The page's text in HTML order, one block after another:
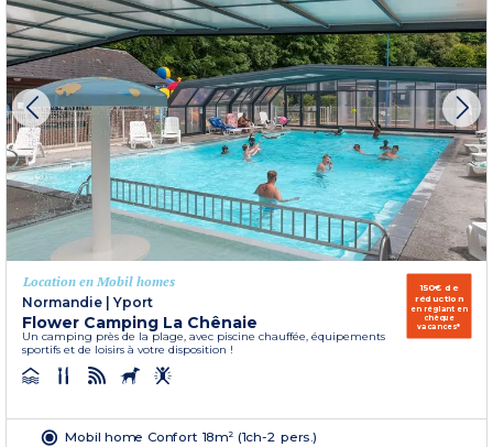
Location en Mobil homes
Normandie | Yport
Flower Camping La Chênaie
Un camping près de la plage, avec piscine chauffée, équipements
sportifs et de loisirs à votre disposition !
150€ de
réduction
en réglant en
chèque
vacances*
Mobil home Confort 18m² (1ch-2 pers.)